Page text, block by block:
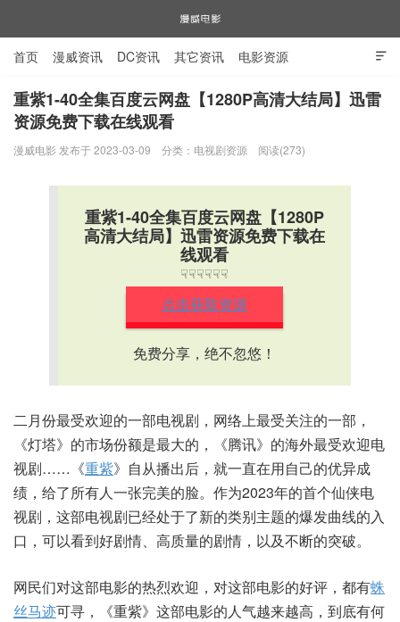
漫威电影

首页 漫威资讯 DC资讯 其它资讯 电影资源
电视剧资源 漫威图片
重紫1-40全集百度云网盘【1280P高清大结局】迅雷
资源免费下载在线观看
漫威电影 发布于 2023-03-09 分类： 电视剧资源 阅读(273)
重紫1-40全集百度云网盘【1280P
高清大结局】迅雷资源免费下载在
线观看
☟☟☟☟☟☟
点击获取资源
免费分享，绝不忽悠！
二月份最受欢迎的一部电视剧，网络上最受关注的一部，
《灯塔》的市场份额是最大的，《腾讯》的海外最受欢迎电
视剧……《重紫》自从播出后，就一直在用自己的优异成
绩，给了所有人一张完美的脸。作为2023年的首个仙侠电
视剧，这部电视剧已经处于了新的类别主题的爆发曲线的入
口，可以看到好剧情、高质量的剧情，以及不断的突破。
网民们对这部电影的热烈欢迎，对这部电影的好评，都有蛛
丝马迹可寻，《重紫》这部电影的人气越来越高，到底有何